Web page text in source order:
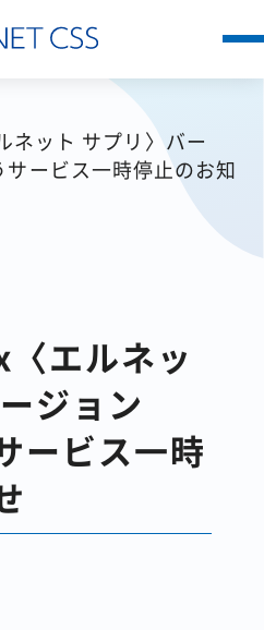
の強み
ット サプリ〉バー
ービス一時停止のお知
エルネッ
ジョン
ービス一時